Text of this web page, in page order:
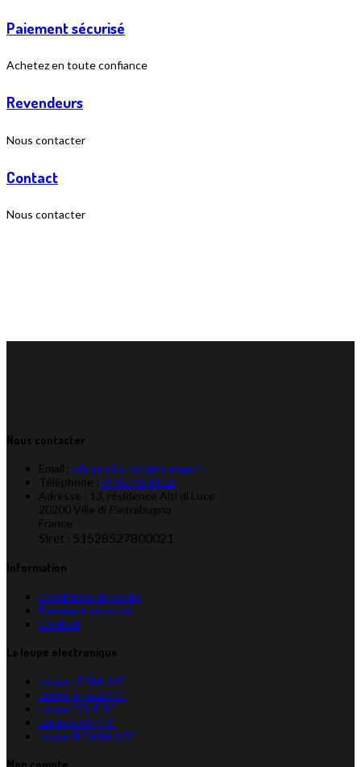
Paiement sécurisé
Achetez en toute confiance
Revendeurs
Nous contacter
Contact
Nous contacter
Nous contacter
Email : pfa-production@orange.fr
Téléphone : 04 95 48 44 52
Adresse : 13, résidence Alti di Luce
20200 Ville di Pietrabugno
France
Siret : 51528527800021
Information
Conditions de vente
Paiement sécurisé
Contact
La loupe electronique
Loupe LERIA 3,5''
Loupe STELLA 5''
Loupe EOLE 5''
Loupe EVA 4,3''
Loupe ILEANA 3,5''